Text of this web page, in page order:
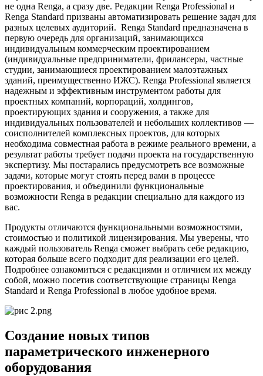
не одна Renga, а сразу две. Редакции Renga Professional и
Renga Standard призваны автоматизировать решение задач для
разных целевых аудиторий. Renga Standard предназначена в
первую очередь для организаций, занимающихся
индивидуальным коммерческим проектированием
(индивидуальные предприниматели, фрилансеры, частные
студии, занимающиеся проектированием малоэтажных
зданий, преимущественно ИЖС). Renga Professional является
надежным и эффективным инструментом работы для
проектных компаний, корпораций, холдингов,
проектирующих здания и сооружения, а также для
индивидуальных пользователей и небольших коллективов —
соисполнителей комплексных проектов, для которых
необходима совместная работа в режиме реального времени, а
результат работы требует подачи проекта на государственную
экспертизу. Мы постарались предусмотреть все возможные
задачи, которые могут стоять перед вами в процессе
проектирования, и объединили функциональные
возможности Renga в редакции специально для каждого из
вас.
Продукты отличаются функциональными возможностями,
стоимостью и политикой лицензирования. Мы уверены, что
каждый пользователь Renga сможет выбрать себе редакцию,
которая больше всего подходит для реализации его целей.
Подробнее ознакомиться с редакциями и отличием их между
собой, можно посетив соответствующие страницы Renga
Standard и Renga Professional в любое удобное время.
Создание новых типов
параметрического инженерного
оборудования